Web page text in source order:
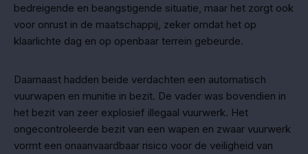
bedreigende en beangstigende situatie, maar het zorgt ook
voor onrust in de maatschappij, zeker omdat het op
klaarlichte dag en op openbaar terrein gebeurde.
Daarnaast hadden beide verdachten een automatisch
vuurwapen en munitie in bezit. De vader was bovendien in
het bezit van zeer explosief illegaal vuurwerk. Het
ongecontroleerde bezit van een wapen en zwaar vuurwerk
vormt een onaanvaardbaar risico voor de veiligheid van